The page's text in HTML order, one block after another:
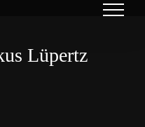
Lüpertz